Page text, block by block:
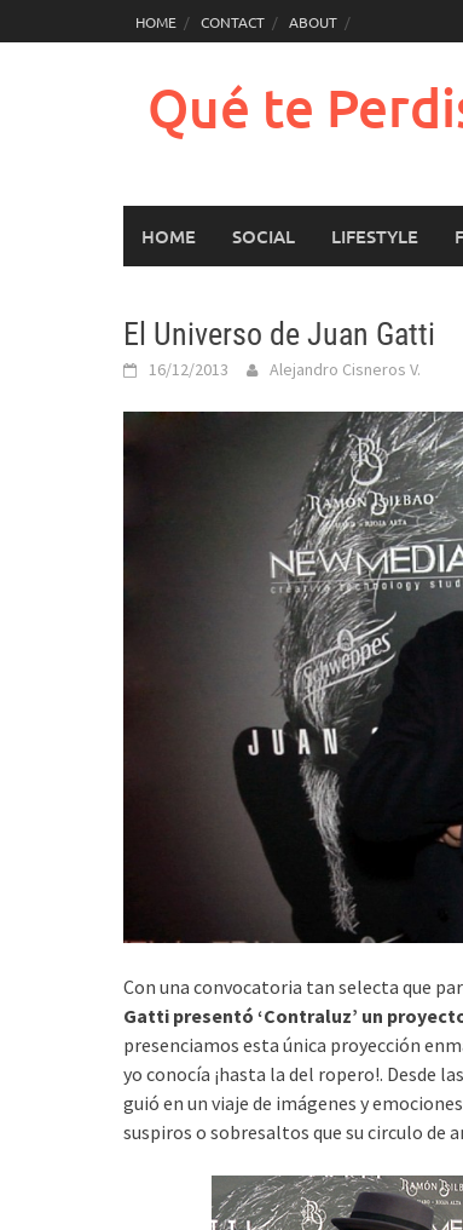
al
HOME CONTACT ABOUT
Qué te
HOME SOCIAL LIFESTYLE
El Universo de Juan Gatti
16/12/2013 Alejandro Cisneros V.
Con una convocatoria tan selecta que
Gatti presentó ‘Contraluz’ un
presenciamos esta única proyección
yo conocía ¡hasta la del ropero!. Desde
guió en un viaje de imágenes y
suspiros o sobresaltos que su circulo